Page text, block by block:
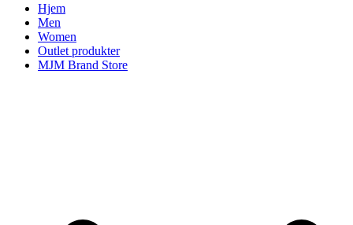
Hjem
Men
Women
Outlet produkter
MJM Brand Store